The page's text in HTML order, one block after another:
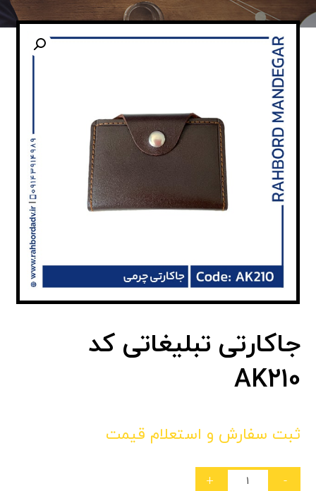
جاکارتی تبلیغاتی کد
AK210
ثبت سفارش و استعلام قیمت
-
+